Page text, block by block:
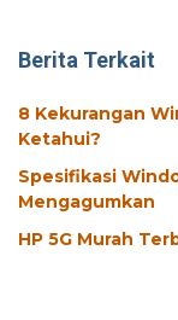
Berita Terkait
8 Kekurangan
Ketahui?
Spesifikasi
Mengagumkan
HP 5G Murah